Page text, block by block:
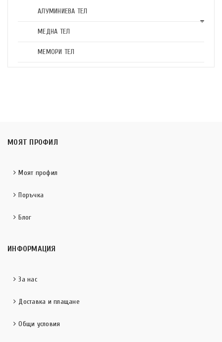
АЛУМИНИЕВА ТЕЛ
МЕДНА ТЕЛ
МЕМОРИ ТЕЛ
МОЯТ ПРОФИЛ
Моят профил
Поръчка
Блог
ИНФОРМАЦИЯ
За нас
Доставка и плащане
Общи условия